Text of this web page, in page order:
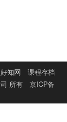
好知网
课程存档
所有
京ICP备